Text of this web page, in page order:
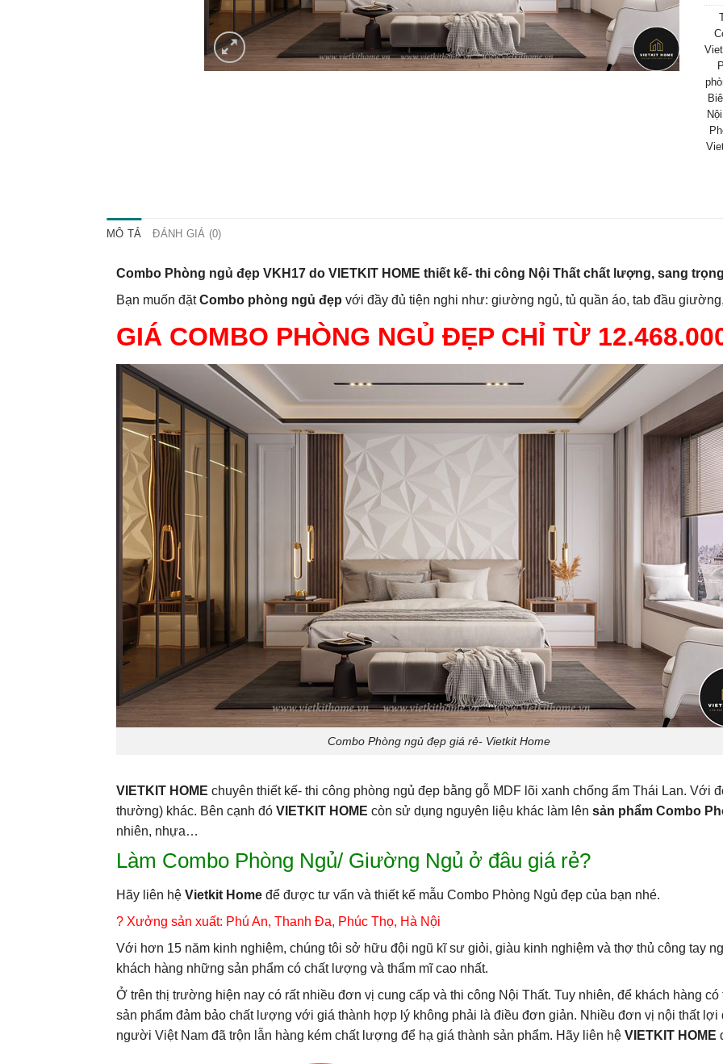
MÔ TẢ ĐÁNH GIÁ (0)
Combo Phòng ngủ đẹp VKH17 do VIETKIT HOME thiết kế- thi công Nội Thất chất lượng, sang
Bạn muốn đặtCombo phòng ngủ đẹp với đầy đủ tiện nghi như: giường ngủ, tủ quần áo, tab đầu
GIÁ COMBO PHÒNG NGỦ ĐẸP CHỈ TỪ
Combo Phòng ngủ đẹp giá rẻ- Vietkit Home
VIETKIT HOME chuyên thiết kế- thi công phòng ngủ đẹp bằng gỗ MDF lõi xanh chống ẩm Thái Lan. Với
thường) khác. Bên cạnh đó VIETKIT HOME còn sử dụng nguyên liệu khác làm lên sản phẩm Combo
nhiên, nhựa…
Làm Combo Phòng Ngủ/ Giường Ngủ ở đâu giá rẻ?
Hãy liên hệ Vietkit Home để được tư vấn và thiết kế mẫu Combo Phòng Ngủ đẹp của bạn nhé.
? Xưởng sản xuất: Phú An, Thanh Đa, Phúc Thọ, Hà Nội
Với hơn 15 năm kinh nghiệm, chúng tôi sở hữu đội ngũ kĩ sư giỏi, giàu kinh nghiệm và thợ thủ công tay
khách hàng những sản phẩm có chất lượng và thẩm mĩ cao nhất.
Ở trên thị trường hiện nay có rất nhiều đơn vị cung cấp và thi công Nội Thất. Tuy nhiên, để khách hàng
sản phẩm đảm bảo chất lượng với giá thành hợp lý không phải là điều đơn giản. Nhiều đơn vị nội thất lợi
người Việt Nam đã trộn lẫn hàng kém chất lượng để hạ giá thành sản phẩm. Hãy liên hệ VIETKIT HOME